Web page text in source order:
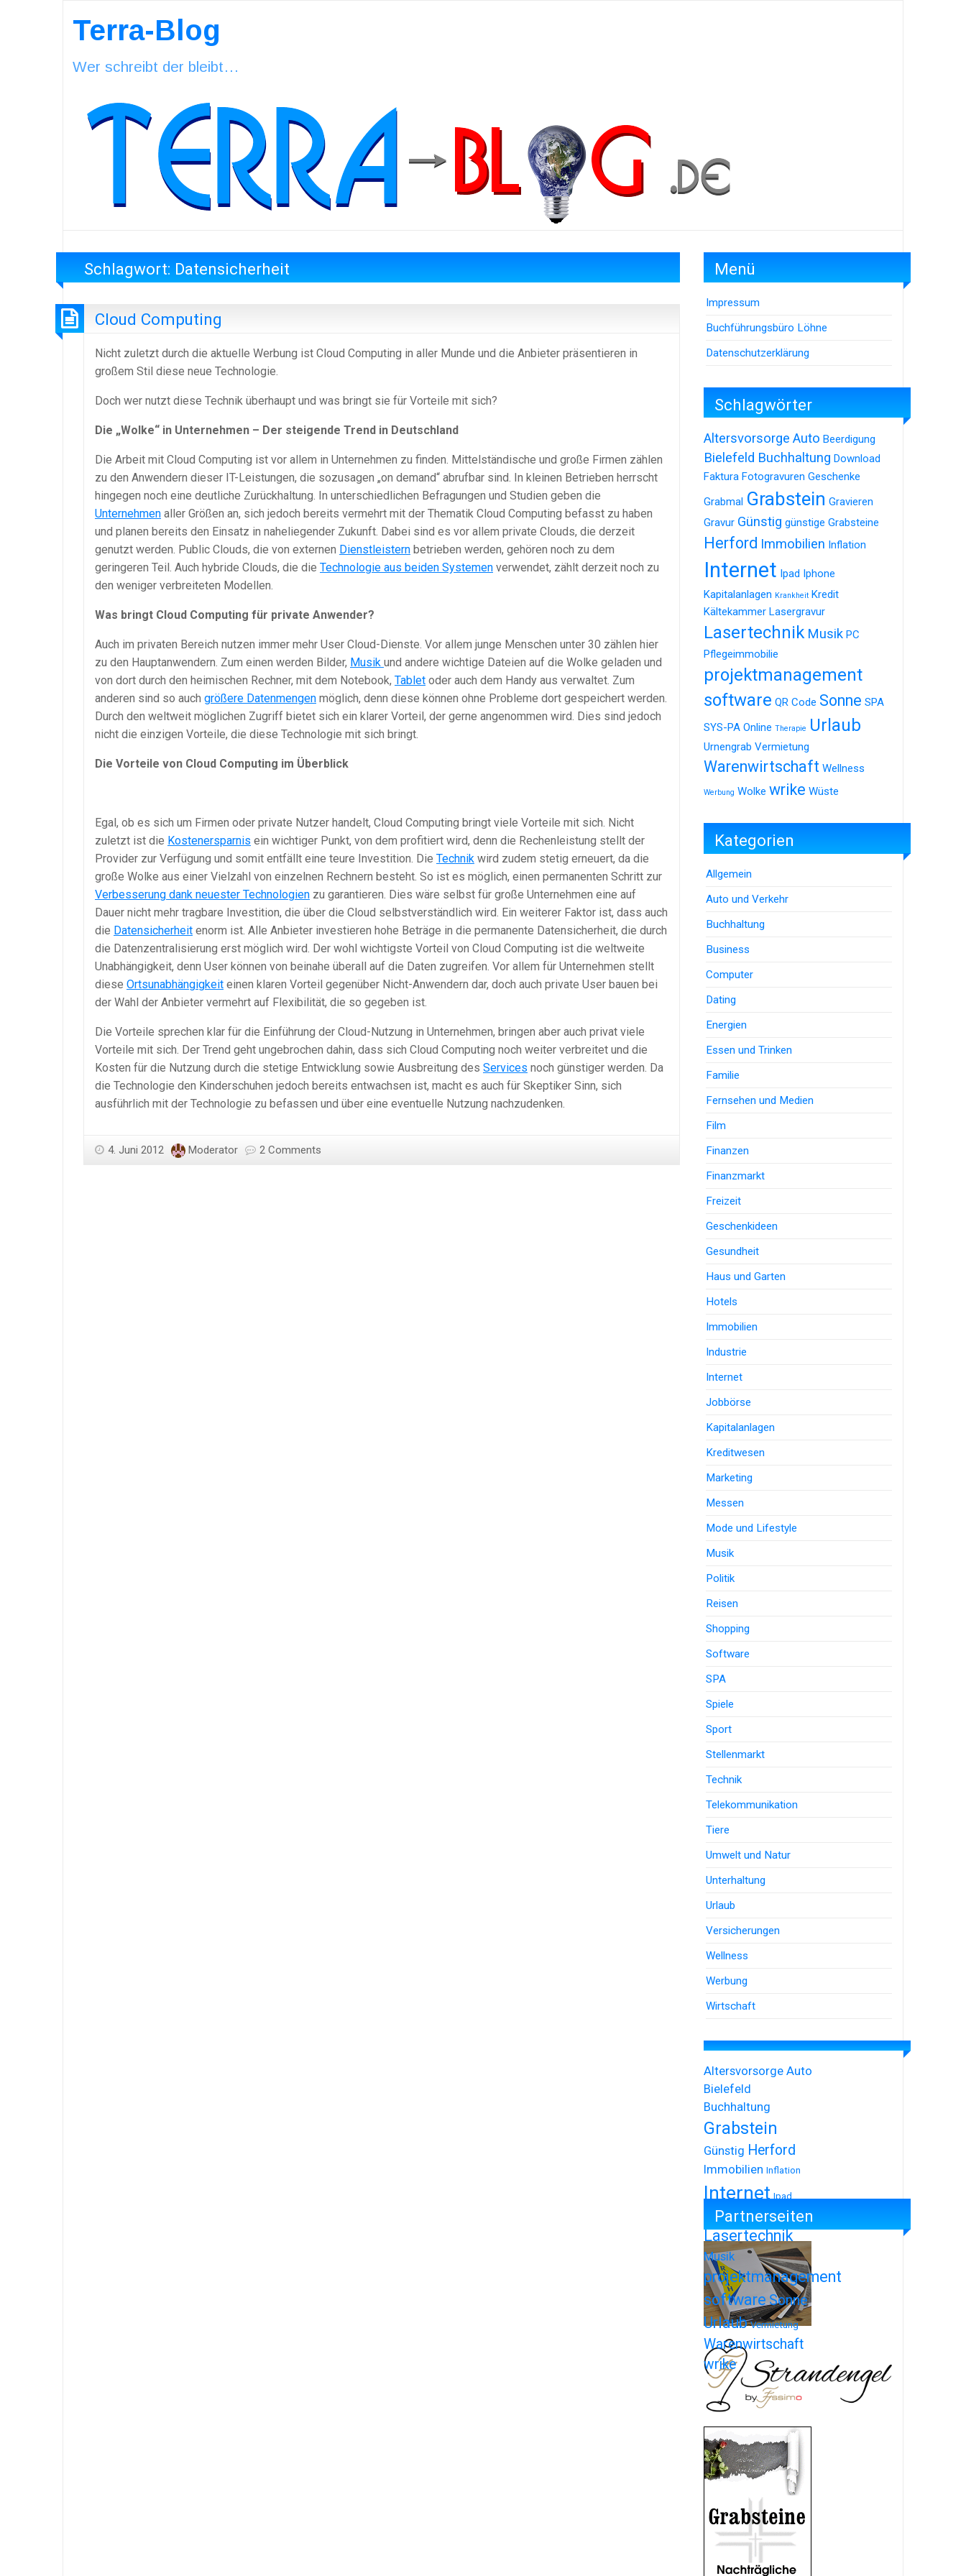
Terra-Blog
Wer schreibt der bleibt…
Schlagwort: Datensicherheit
Cloud Computing
Nicht zuletzt durch die aktuelle Werbung ist Cloud Computing in aller Munde und die Anbieter präsentieren in
großem Stil diese neue Technologie.
Doch wer nutzt diese Technik überhaupt und was bringt sie für Vorteile mit sich?
Die „Wolke“ in Unternehmen – Der steigende Trend in Deutschland
Die Arbeit mit Cloud Computing ist vor allem in Unternehmen zu finden. Mittelständische und große Firmen zählen
zu den Anwendern dieser IT-Leistungen, die sozusagen „on demand“ abrufbar sind. In kleinen Betrieben herrscht
hingegen noch eine deutliche Zurückhaltung. In unterschiedlichen Befragungen und Studien geben die
Unternehmen aller Größen an, sich jedoch bereits vermehrt mit der Thematik Cloud Computing befasst zu haben
und planen bereits den Einsatz in naheliegender Zukunft. Dabei sind es vor allem private Clouds, die derzeit
genutzt werden. Public Clouds, die von externen Dienstleistern betrieben werden, gehören noch zu dem
geringeren Teil. Auch hybride Clouds, die die Technologie aus beiden Systemen verwendet, zählt derzeit noch zu
den weniger verbreiteten Modellen.
Was bringt Cloud Computing für private Anwender?
Auch im privaten Bereich nutzen immer mehr User Cloud-Dienste. Vor allem junge Menschen unter 30 zählen hier
zu den Hauptanwendern. Zum einen werden Bilder, Musik und andere wichtige Dateien auf die Wolke geladen und
von dort durch den heimischen Rechner, mit dem Notebook, Tablet oder auch dem Handy aus verwaltet. Zum
anderen sind so auch größere Datenmengen möglich, denn diese können ohne Probleme dort gespeichert werden.
Durch den weltweit möglichen Zugriff bietet sich ein klarer Vorteil, der gerne angenommen wird. Dies sind jedoch
nicht die einzigen Vorteile, die diese Technologie mit sich bringt.
Die Vorteile von Cloud Computing im Überblick
Egal, ob es sich um Firmen oder private Nutzer handelt, Cloud Computing bringt viele Vorteile mit sich. Nicht
zuletzt ist die Kostenersparnis ein wichtiger Punkt, von dem profitiert wird, denn die Rechenleistung stellt der
Provider zur Verfügung und somit entfällt eine teure Investition. Die Technik wird zudem stetig erneuert, da die
große Wolke aus einer Vielzahl von einzelnen Rechnern besteht. So ist es möglich, einen permanenten Schritt zur
Verbesserung dank neuester Technologien zu garantieren. Dies wäre selbst für große Unternehmen eine auf
Dauer nicht mehr tragbare Investition, die über die Cloud selbstverständlich wird. Ein weiterer Faktor ist, dass auch
die Datensicherheit enorm ist. Alle Anbieter investieren hohe Beträge in die permanente Datensicherheit, die durch
die Datenzentralisierung erst möglich wird. Der wohl wichtigste Vorteil von Cloud Computing ist die weltweite
Unabhängigkeit, denn User können von beinahe überall auf die Daten zugreifen. Vor allem für Unternehmen stellt
diese Ortsunabhängigkeit einen klaren Vorteil gegenüber Nicht-Anwendern dar, doch auch private User bauen bei
der Wahl der Anbieter vermehrt auf Flexibilität, die so gegeben ist.
Die Vorteile sprechen klar für die Einführung der Cloud-Nutzung in Unternehmen, bringen aber auch privat viele
Vorteile mit sich. Der Trend geht ungebrochen dahin, dass sich Cloud Computing noch weiter verbreitet und die
Kosten für die Nutzung durch die stetige Entwicklung sowie Ausbreitung des Services noch günstiger werden. Da
die Technologie den Kinderschuhen jedoch bereits entwachsen ist, macht es auch für Skeptiker Sinn, sich
ausführlich mit der Technologie zu befassen und über eine eventuelle Nutzung nachzudenken.
4. Juni 2012 Moderator 2 Comments
Menü
Impressum
Buchführungsbüro Löhne
Datenschutzerklärung
Schlagwörter
Altersvorsorge Auto Beerdigung
Bielefeld Buchhaltung Download
Faktura Fotogravuren Geschenke
Grabmal Grabstein Gravieren
Gravur Günstig günstige Grabsteine
Herford Immobilien Inflation
Internet Ipad Iphone
Kapitalanlagen Krankheit Kredit
Kältekammer Lasergravur
Lasertechnik Musik PC
Pflegeimmobilie
projektmanagement
software QR Code Sonne SPA
SYS-PA Online Therapie Urlaub
Urnengrab Vermietung
Warenwirtschaft Wellness
Werbung Wolke wrike Wüste
Kategorien
Allgemein
Auto und Verkehr
Buchhaltung
Business
Computer
Dating
Energien
Essen und Trinken
Familie
Fernsehen und Medien
Film
Finanzen
Finanzmarkt
Freizeit
Geschenkideen
Gesundheit
Haus und Garten
Hotels
Immobilien
Industrie
Internet
Jobbörse
Kapitalanlagen
Kreditwesen
Marketing
Messen
Mode und Lifestyle
Musik
Politik
Reisen
Shopping
Software
SPA
Spiele
Sport
Stellenmarkt
Technik
Telekommunikation
Tiere
Umwelt und Natur
Unterhaltung
Urlaub
Versicherungen
Wellness
Werbung
Wirtschaft
Altersvorsorge Auto
Bielefeld
Buchhaltung
Grabstein
Günstig Herford
Immobilien Inflation
Internet Ipad
Iphone
Lasertechnik
Musik
projektmanagement
softwareSonne
Urlaub Vermietung
Warenwirtschaft
wrike
Partnerseiten